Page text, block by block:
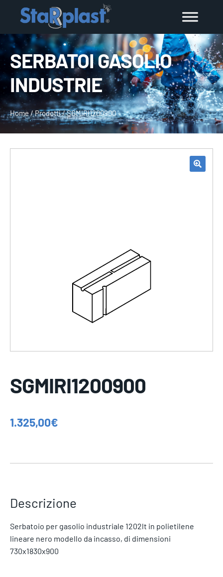
SERBATOI GASOLIO
INDUSTRIE
Home/Prodotti/SGMIRI1200900
SGMIRI1200900
1.325,00€
Descrizione
Serbatoio per gasolio industriale 1202lt in polietilene
lineare nero modello da incasso, di dimensioni
730x1830x900